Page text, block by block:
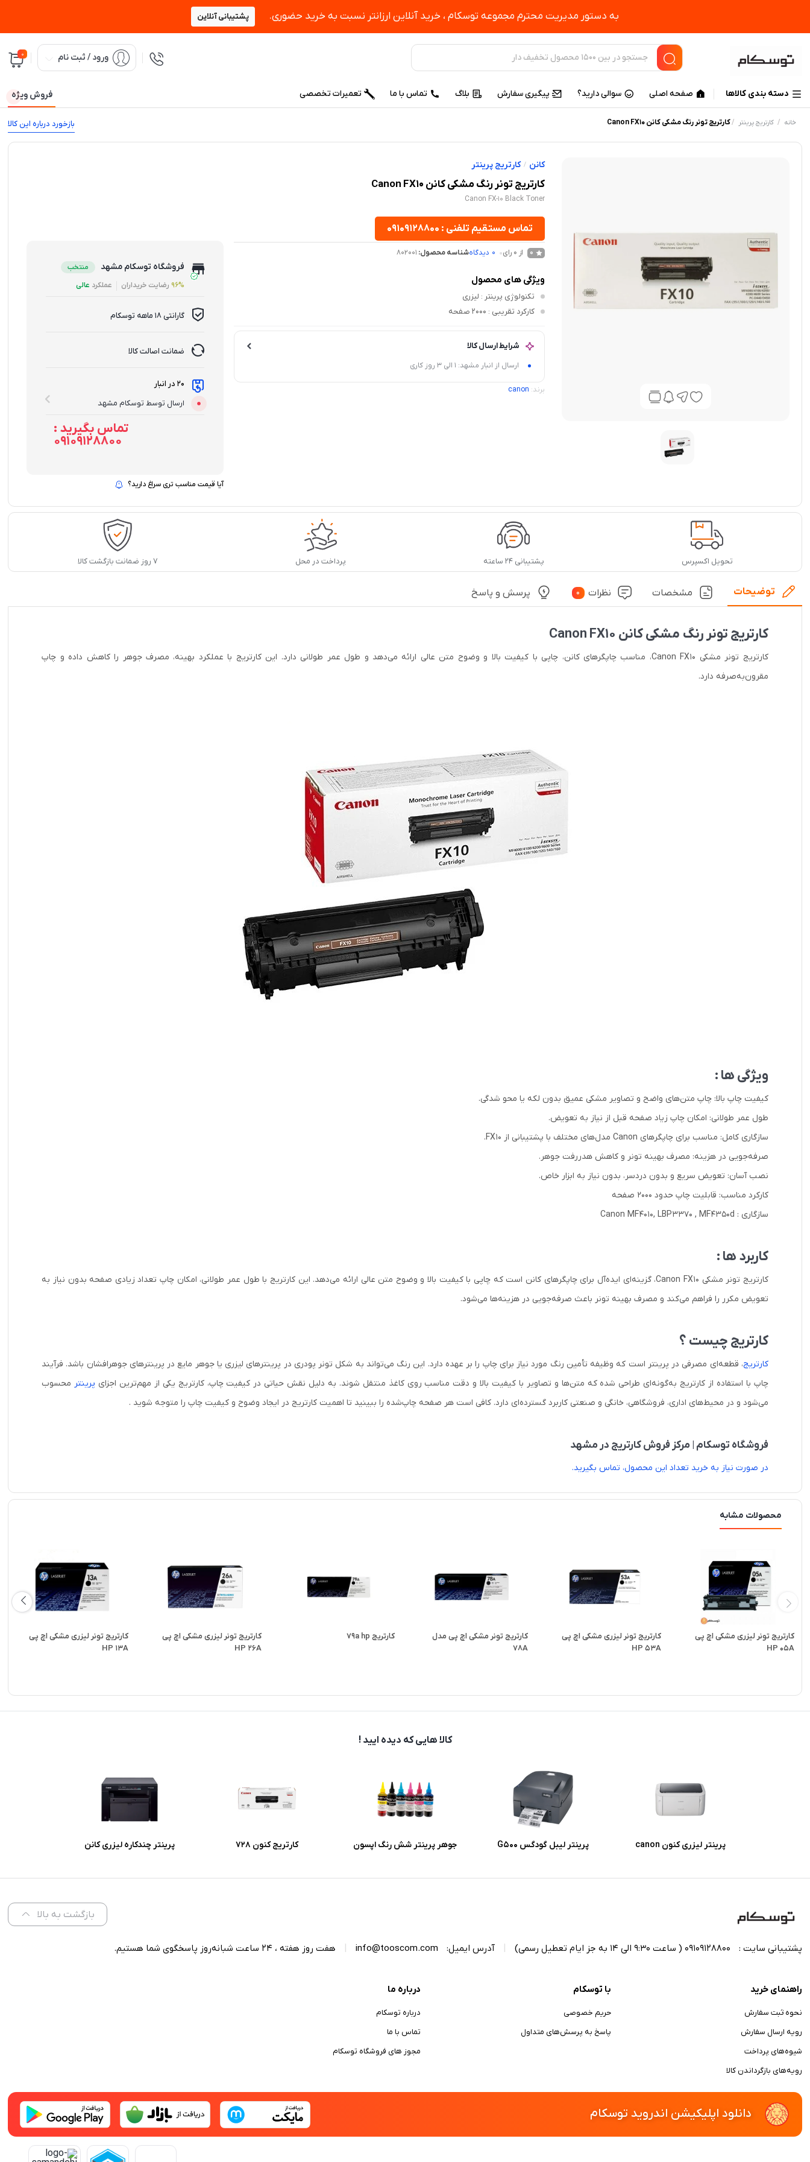
به دستور مدیریت محترم مجموعه توسکام ، خرید آنلاین ارزانتر نسبت به خرید حضوری. پشتیبانی آنلاین
ورود / ثبت نام 0
دسته بندی کالاها صفحه اصلی سوالی دارید؟ پیگیری سفارش بلاگ تماس با ما تعمیرات تخصصی فروش ویژه
بازخورد درباره این کالا خانه / کارتریج پرینتر /کارتریج تونر رنگ مشکی کانن Canon FX10
کانن / کارتریج پرینتر
کارتریج تونر رنگ مشکی کانن Canon FX10
Canon FX-10 Black Toner
تماس مستقیم تلفنی : ۰۹۱۰۹۱۲۸۸۰۰
0 از 0 رای 0 دیدگاهشناسه محصول: 802001
ویژگی های محصول
تکنولوژی پرینتر : لیزری
کارکرد تقریبی : 2000 صفحه
شرایط ارسال کالا
ارسال از انبار مشهد: 1 الی 3 روز کاری
برند: canon
فروشگاه توسکام مشهد
منتخب
96% رضایت خریداران عملکرد عالی
گارانتی 18 ماهه توسکام
ضمانت اصالت کالا
20 در انبار
ارسال توسط توسکام مشهد
تماس بگیرید :
09109128800
آیا قیمت مناسب تری سراغ دارید؟
تحویل اکسپرس پشتیبانی ۲۴ ساعته پرداخت در محل ۷ روز ضمانت بازگشت کالا
توضیحات مشخصات نظرات 0 پرسش و پاسخ
کارتریج تونر رنگ مشکی کانن Canon FX10
کارتریج تونر مشکی Canon FX10، مناسب چاپگرهای کانن، چاپی با کیفیت بالا و وضوح متن عالی ارائه می‌دهد و طول عمر طولانی دارد. این کارتریج با عملکرد بهینه، مصرف جوهر را کاهش داده و چاپ
مقرون‌به‌صرفه دارد.
ویژگی ها :
کیفیت چاپ بالا: چاپ متن‌های واضح و تصاویر مشکی عمیق بدون لکه یا محو شدگی.
طول عمر طولانی: امکان چاپ زیاد صفحه قبل از نیاز به تعویض.
سازگاری کامل: مناسب برای چاپگرهای Canon مدل‌های مختلف با پشتیبانی از FX10.
صرفه‌جویی در هزینه: مصرف بهینه تونر و کاهش هدررفت جوهر.
نصب آسان: تعویض سریع و بدون دردسر، بدون نیاز به ابزار خاص.
کارکرد مناسب: قابلیت چاپ حدود 2000 صفحه
سازگاری : Canon MF4010, LBP3370 , MF4350d
کاربرد ها :
کارتریج تونر مشکی Canon FX10، گزینه‌ای ایده‌آل برای چاپگرهای کانن است که چاپی با کیفیت بالا و وضوح متن عالی ارائه می‌دهد. این کارتریج با طول عمر طولانی، امکان چاپ تعداد زیادی صفحه بدون نیاز به
تعویض مکرر را فراهم می‌کند و مصرف بهینه تونر باعث صرفه‌جویی در هزینه‌ها می‌شود.
کارتریج چیست ؟
کارتریج، قطعه‌ای مصرفی در پرینتر است که وظیفه تأمین رنگ مورد نیاز برای چاپ را بر عهده دارد. این رنگ می‌تواند به شکل تونر پودری در پرینترهای لیزری یا جوهر مایع در پرینترهای جوهرافشان باشد. فرآیند
چاپ با استفاده از کارتریج به‌گونه‌ای طراحی شده که متن‌ها و تصاویر با کیفیت بالا و دقت مناسب روی کاغذ منتقل شوند. به دلیل نقش حیاتی در کیفیت چاپ، کارتريج یکی از مهم‌ترین اجزای پرینتر محسوب
می‌شود و در محیط‌های اداری، فروشگاهی، خانگی و صنعتی کاربرد گسترده‌ای دارد. کافی است هر صفحه چاپ‌شده را ببینید تا اهمیت کارتریج در ایجاد وضوح و کیفیت چاپ را متوجه شوید .
فروشگاه توسکام | مرکز فروش کارتریج در مشهد
در صورت نیاز به خرید تعداد این محصول، تماس بگیرید.
محصولات مشابه
کارتریج تونر لیزری مشکی اچ پی
HP 05A
کارتریج تونر لیزری مشکی اچ پی
HP 53A
کارتریج تونر مشکی اچ پی مدل
78A
کارتریج 79a hp
کارتریج تونر لیزری مشکی اچ پی
HP 26A
کارتریج تونر لیزری مشکی اچ پی
HP 13A
کالا هایی که دیده ایید !
پرینتر لیزری کنون canon
پرینتر لیبل گودگس G500
جوهر پرینتر شش رنگ اپسون
کارتریج کنون 728
پرینتر چندکاره لیزری کانن
بازگشت به بالا
پشتیبانی سایت : 09109128800 ( ساعت 9:30 الی 14 به جز ایام تعطیل رسمی) آدرس ایمیل: info@tooscom.com هفت روز هفته ، 24 ساعت شبانه‌روز پاسخگوی شما هستیم.
راهنمای خرید
نحوه ثبت سفارش
رویه ارسال سفارش
شیوه‌های پرداخت
رویه‌های بازگرداندن کالا
با توسکام
حریم خصوصی
پاسخ به پرسش‌های متداول
درباره ما
درباره توسکام
تماس با ما
مجوز های فروشگاه توسکام
دانلود اپلیکیشن اندروید توسکام